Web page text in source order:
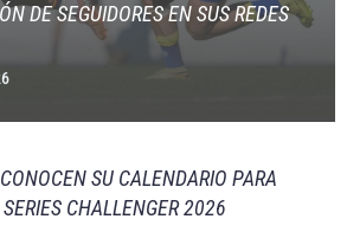
DE SEGUIDORES EN SUS REDES
SU CALENDARIO PARA
CHALLENGER 2026